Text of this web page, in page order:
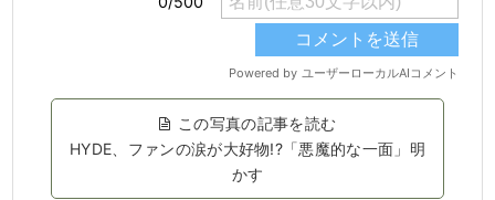
この写真の記事を読む
HYDE、ファンの涙が大好物!?「悪魔的な一面」明
かす